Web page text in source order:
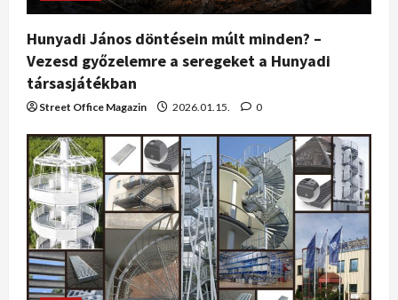
Hunyadi János döntésein múlt minden? –
Vezesd győzelemre a seregeket a Hunyadi
társasjátékban
Street Office Magazin 2026.01.15. 0